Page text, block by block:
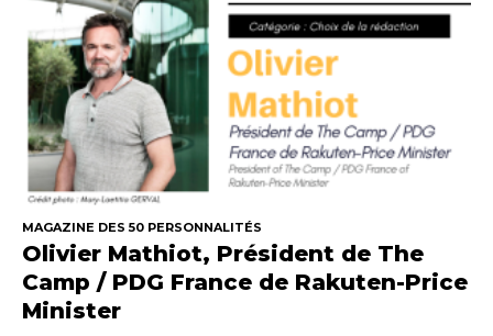
MAGAZINE DES 50 PERSONNALITÉS
Olivier Mathiot, Président de The
Camp / PDG France de Rakuten-Price
Minister